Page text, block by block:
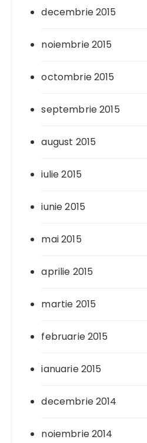
decembrie 2015
noiembrie 2015
octombrie 2015
septembrie 2015
august 2015
iulie 2015
iunie 2015
mai 2015
aprilie 2015
martie 2015
februarie 2015
ianuarie 2015
decembrie 2014
noiembrie 2014